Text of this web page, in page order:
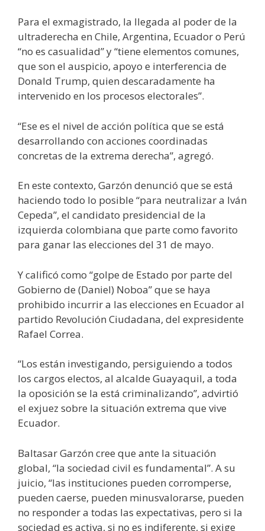
Para el exmagistrado, la llegada al poder de la
ultraderecha en Chile, Argentina, Ecuador o Perú
“no es casualidad” y “tiene elementos comunes,
que son el auspicio, apoyo e interferencia de
Donald Trump, quien descaradamente ha
intervenido en los procesos electorales”.
“Ese es el nivel de acción política que se está
desarrollando con acciones coordinadas
concretas de la extrema derecha”, agregó.
En este contexto, Garzón denunció que se está
haciendo todo lo posible “para neutralizar a Iván
Cepeda”, el candidato presidencial de la
izquierda colombiana que parte como favorito
para ganar las elecciones del 31 de mayo.
Y calificó como “golpe de Estado por parte del
Gobierno de (Daniel) Noboa” que se haya
prohibido incurrir a las elecciones en Ecuador al
partido Revolución Ciudadana, del expresidente
Rafael Correa.
“Los están investigando, persiguiendo a todos
los cargos electos, al alcalde Guayaquil, a toda
la oposición se la está criminalizando”, advirtió
el exjuez sobre la situación extrema que vive
Ecuador.
Baltasar Garzón cree que ante la situación
global, “la sociedad civil es fundamental”. A su
juicio, “las instituciones pueden corromperse,
pueden caerse, pueden minusvalorarse, pueden
no responder a todas las expectativas, pero si la
sociedad es activa, si no es indiferente, si exige